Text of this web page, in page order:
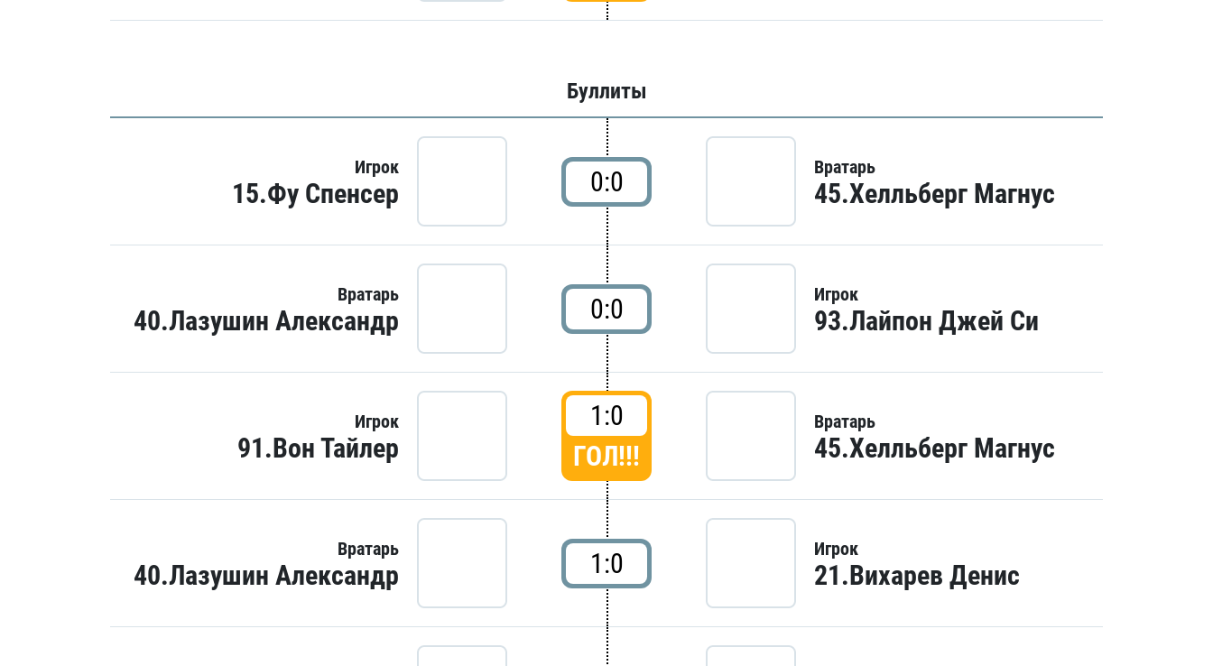
Буллиты
Игрок
15.Фу Спенсер 0:0 Вратарь
45.Хелльберг Магнус
Вратарь
40.Лазушин Александр 0:0 Игрок
93.Лайпон Джей Си
Игрок
91.Вон Тайлер
1:0
ГОЛ!!!
Вратарь
45.Хелльберг Магнус
Вратарь
40.Лазушин Александр 1:0 Игрок
21.Вихарев Денис